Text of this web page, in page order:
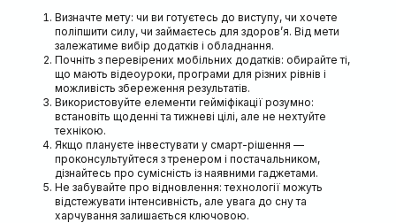
Визначте мету: чи ви готуєтесь до виступу, чи хочете
поліпшити силу, чи займаєтесь для здоров’я. Від мети
залежатиме вибір додатків і обладнання.
Почніть з перевірених мобільних додатків: обирайте ті,
що мають відеоуроки, програми для різних рівнів і
можливість збереження результатів.
Використовуйте елементи гейміфікації розумно:
встановіть щоденні та тижневі цілі, але не нехтуйте
технікою.
Якщо плануєте інвестувати у смарт-рішення —
проконсультуйтеся з тренером і постачальником,
дізнайтесь про сумісність із наявними гаджетами.
Не забувайте про відновлення: технології можуть
відстежувати інтенсивність, але увага до сну та
харчування залишається ключовою.